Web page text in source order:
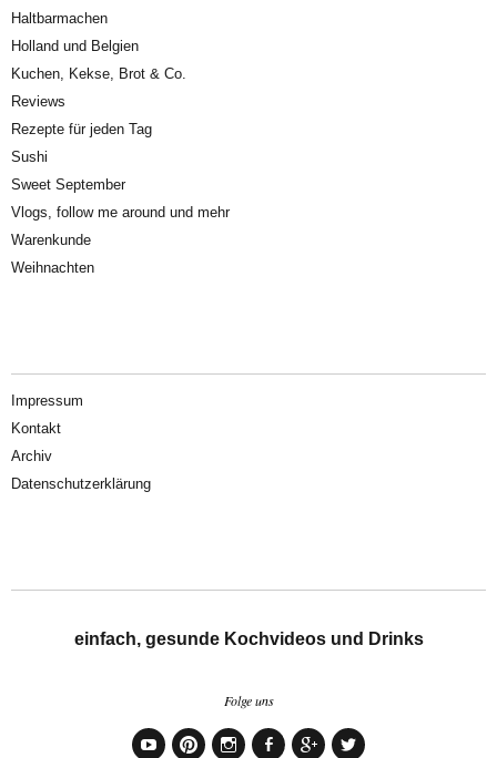
Haltbarmachen
Holland und Belgien
Kuchen, Kekse, Brot & Co.
Reviews
Rezepte für jeden Tag
Sushi
Sweet September
Vlogs, follow me around und mehr
Warenkunde
Weihnachten
Impressum
Kontakt
Archiv
Datenschutzerklärung
einfach, gesunde Kochvideos und Drinks
Folge uns